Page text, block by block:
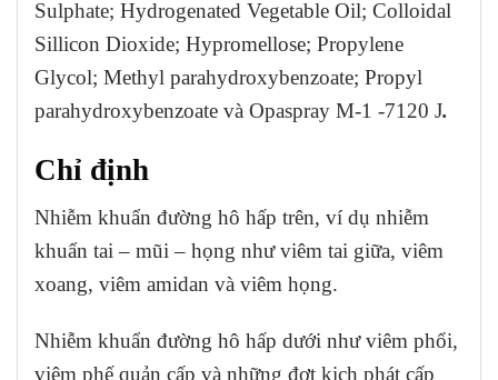
Sulphate; Hydrogenated Vegetable Oil; Colloidal
Sillicon Dioxide; Hypromellose; Propylene
Glycol; Methyl parahydroxybenzoate; Propyl
parahydroxybenzoate và Opaspray M-1 -7120 J.
Chỉ định
Nhiễm khuẩn đường hô hấp trên, ví dụ nhiễm
khuẩn tai – mũi – họng như viêm tai giữa, viêm
xoang, viêm amidan và viêm họng.
Nhiễm khuẩn đường hô hấp dưới như viêm phổi,
viêm phế quản cấp và những đợt kịch phát cấp